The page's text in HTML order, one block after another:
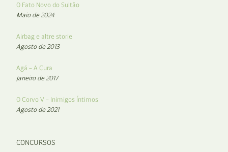
O Fato Novo do Sultão
Maio de 2024
Airbag e altre storie
Agosto de 2013
Agá – A Cura
Janeiro de 2017
O Corvo V – Inimigos Íntimos
Agosto de 2021
CONCURSOS